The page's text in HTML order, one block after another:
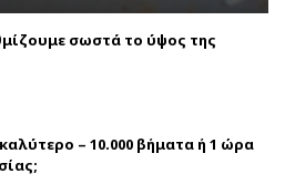
σωστά το ύψος της
καλύτερο – 10.000 βήματα ή 1 ώρα